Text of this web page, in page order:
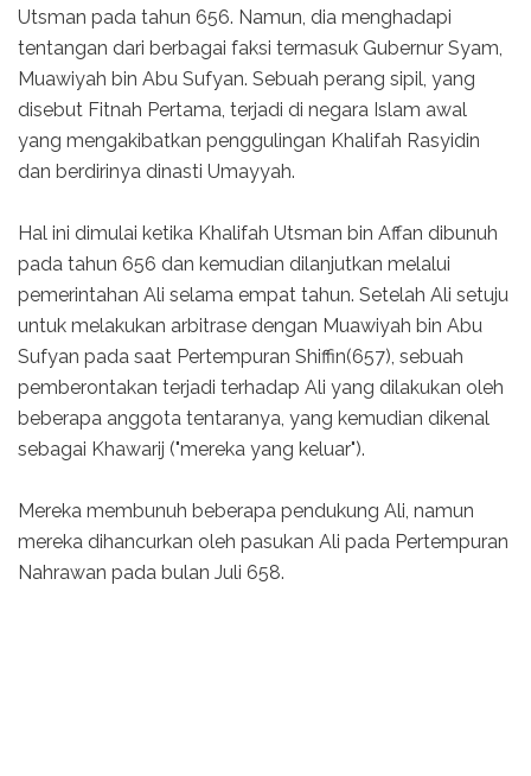
Utsman pada tahun 656. Namun, dia menghadapi
tentangan dari berbagai faksi termasuk Gubernur Syam,
Muawiyah bin Abu Sufyan. Sebuah perang sipil, yang
disebut Fitnah Pertama, terjadi di negara Islam awal
yang mengakibatkan penggulingan Khalifah Rasyidin
dan berdirinya dinasti Umayyah.
Hal ini dimulai ketika Khalifah Utsman bin Affan dibunuh
pada tahun 656 dan kemudian dilanjutkan melalui
pemerintahan Ali selama empat tahun. Setelah Ali setuju
untuk melakukan arbitrase dengan Muawiyah bin Abu
Sufyan pada saat Pertempuran Shiffin(657), sebuah
pemberontakan terjadi terhadap Ali yang dilakukan oleh
beberapa anggota tentaranya, yang kemudian dikenal
sebagai Khawarij ("mereka yang keluar").
Mereka membunuh beberapa pendukung Ali, namun
mereka dihancurkan oleh pasukan Ali pada Pertempuran
Nahrawan pada bulan Juli 658.